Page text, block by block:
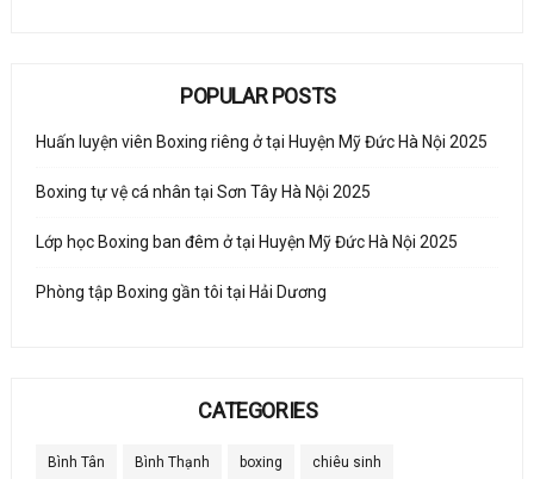
POPULAR POSTS
Huấn luyện viên Boxing riêng ở tại Huyện Mỹ Đức Hà Nội 2025
Boxing tự vệ cá nhân tại Sơn Tây Hà Nội 2025
Lớp học Boxing ban đêm ở tại Huyện Mỹ Đức Hà Nội 2025
Phòng tập Boxing gần tôi tại Hải Dương
CATEGORIES
Bình Tân Bình Thạnh boxing chiêu sinh